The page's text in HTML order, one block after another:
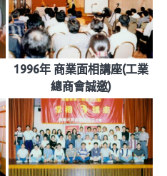
1996年 商業面相講座(工業
總商會誠邀)